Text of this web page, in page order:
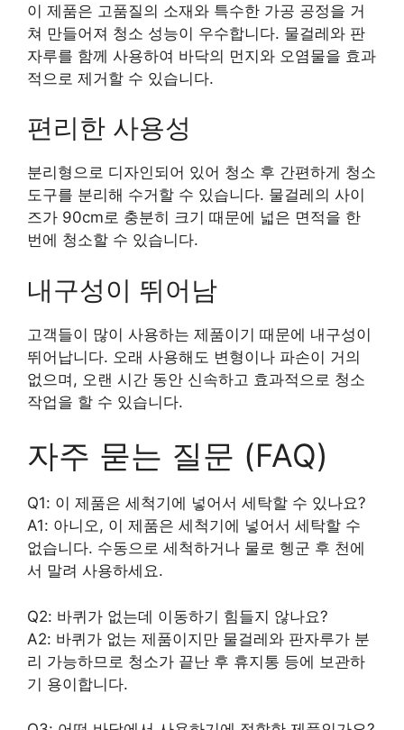
이 제품은 고품질의 소재와 특수한 가공 공정을 거
쳐 만들어져 청소 성능이 우수합니다. 물걸레와 판
자루를 함께 사용하여 바닥의 먼지와 오염물을 효과
적으로 제거할 수 있습니다.
편리한 사용성
분리형으로 디자인되어 있어 청소 후 간편하게 청소
도구를 분리해 수거할 수 있습니다. 물걸레의 사이
즈가 90cm로 충분히 크기 때문에 넓은 면적을 한
번에 청소할 수 있습니다.
내구성이 뛰어남
고객들이 많이 사용하는 제품이기 때문에 내구성이
뛰어납니다. 오래 사용해도 변형이나 파손이 거의
없으며, 오랜 시간 동안 신속하고 효과적으로 청소
작업을 할 수 있습니다.
자주 묻는 질문 (FAQ)
Q1: 이 제품은 세척기에 넣어서 세탁할 수 있나요?
A1: 아니오, 이 제품은 세척기에 넣어서 세탁할 수
없습니다. 수동으로 세척하거나 물로 헹군 후 천에
서 말려 사용하세요.
Q2: 바퀴가 없는데 이동하기 힘들지 않나요?
A2: 바퀴가 없는 제품이지만 물걸레와 판자루가 분
리 가능하므로 청소가 끝난 후 휴지통 등에 보관하
기 용이합니다.